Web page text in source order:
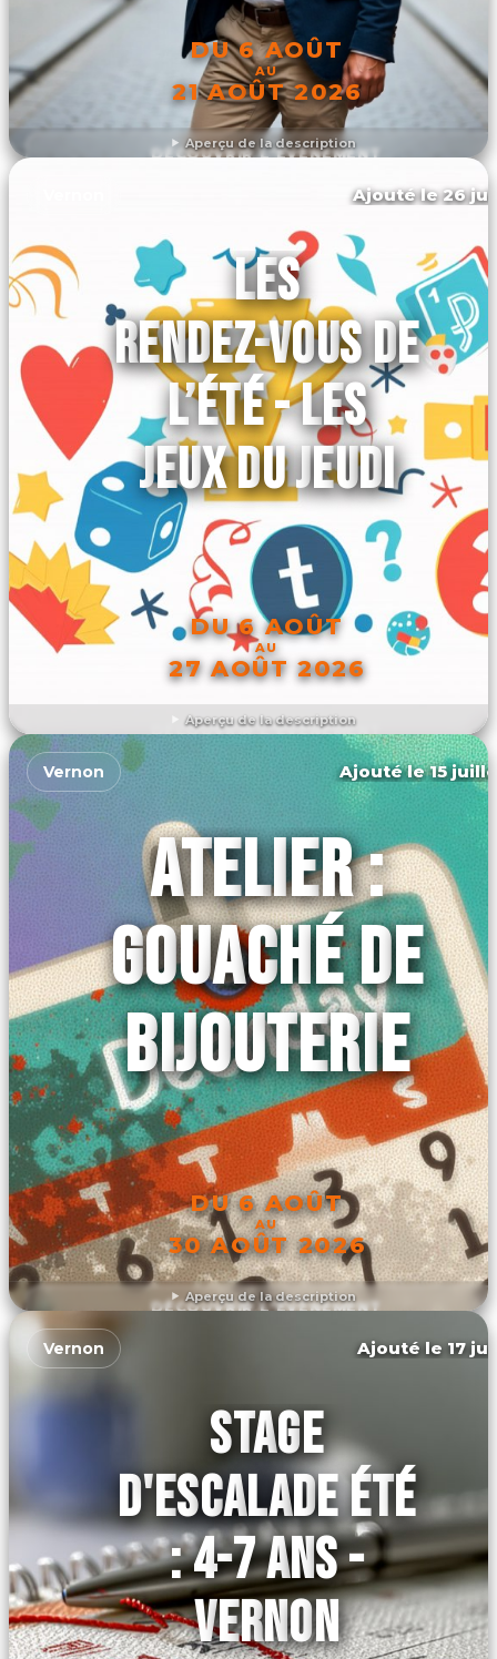
Aperçu de la description
DU 6 AOÛT
AU
21 AOÛT 2026
DÉCOUVRIR L'ÉVÉNEMENT
Aperçu de la description
Ajouté le 26
LES
RENDEZ-VOUS DE
L’ÉTÉ - LES
JEUX DU JEUDI
DU 6 AOÛT
AU
27 AOÛT 2026
DÉCOUVRIR L'ÉVÉNEMENT
Aperçu de la description
Vernon Ajouté le 15
ATELIER :
GOUACHÉ DE
BIJOUTERIE
DU 6 AOÛT
AU
30 AOÛT 2026
DÉCOUVRIR L'ÉVÉNEMENT
Vernon Ajouté le 17
STAGE
D'ESCALADE ÉTÉ
: 4-7 ANS -
VERNON